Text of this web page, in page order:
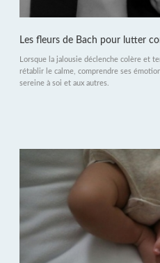
Les fleurs de Bach pour lutter
Lorsque la jalousie déclenche colère et
rétablir le calme, comprendre ses
sereine à soi et aux autres.